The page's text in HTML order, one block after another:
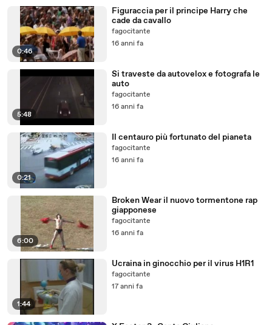
0:46
Figuraccia per il principe Harry che
cade da cavallo
fagocitante
16 anni fa
5:48
Si traveste da autovelox e fotografa le
auto
fagocitante
16 anni fa
0:21
Il centauro più fortunato del pianeta
fagocitante
16 anni fa
6:00
Broken Wear il nuovo tormentone rap
giapponese
fagocitante
16 anni fa
1:44
Ucraina in ginocchio per il virus H1R1
fagocitante
17 anni fa